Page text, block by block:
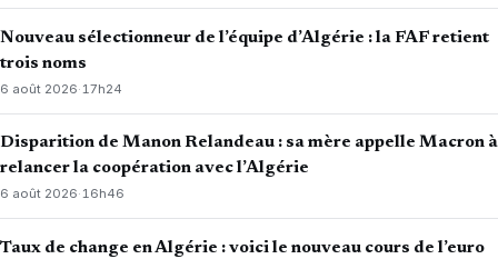
Nouveau sélectionneur de l’équipe d’Algérie : la FAF retient
trois noms
6 août 2026·17h24
Disparition de Manon Relandeau : sa mère appelle Macron à
relancer la coopération avec l’Algérie
6 août 2026·16h46
Taux de change en Algérie : voici le nouveau cours de l’euro